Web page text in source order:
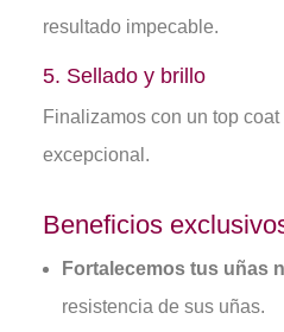
resultado impecable.
5. Sellado y brillo
Finalizamos con un top
excepcional.
Beneficios
Fortalecemos tus uñas
resistencia de sus uñas.